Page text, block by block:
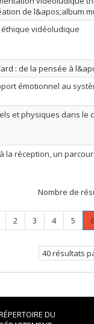
de l&apos;album
vidéoludique
: de la pensée à
émotionnel au
et physiques dans le
la réception, un
Nombre de
Page
2 Page
3 Page
4 Page
5 6.
40 résultats
DU